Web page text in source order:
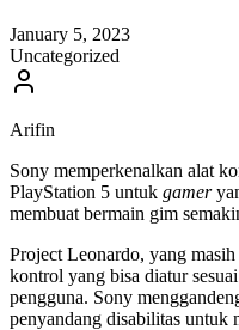
January 5, 2023
Uncategorized
Arifin
Sony memperkenalkan alat
PlayStation 5 untuk gamer
membuat bermain gim
Project Leonardo, yang
kontrol yang bisa diatur
pengguna. Sony
penyandang disabilitas untuk